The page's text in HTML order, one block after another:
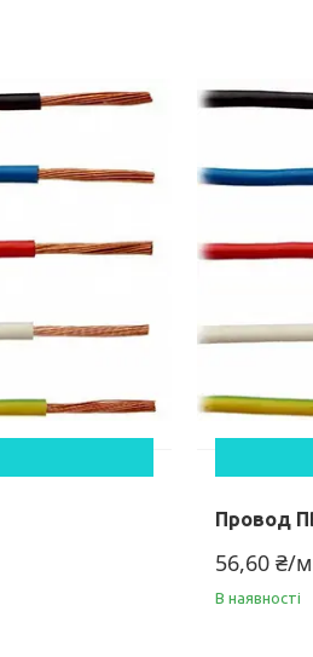
Провод
56,60 ₴/м
В наявності